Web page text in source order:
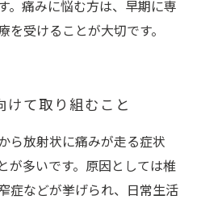
。痛みに悩む方は、早期に専
受けることが大切です。
けて取り組むこと
ら放射状に痛みが走る症状
が多いです。原因としては椎
症などが挙げられ、日常生活